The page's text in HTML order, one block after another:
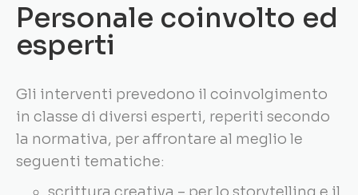
Personale coinvolto ed
esperti
Gli interventi prevedono il coinvolgimento
in classe di diversi esperti, reperiti secondo
la normativa, per affrontare al meglio le
seguenti tematiche: